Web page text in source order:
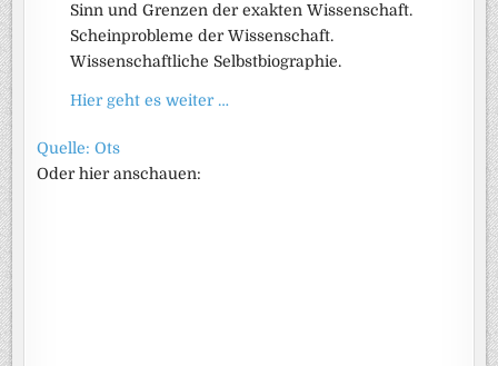
Sinn und Grenzen der exakten Wissenschaft.
Scheinprobleme der Wissenschaft.
Wissenschaftliche Selbstbiographie.
Hier geht es weiter …
Quelle: Ots
Oder hier anschauen: